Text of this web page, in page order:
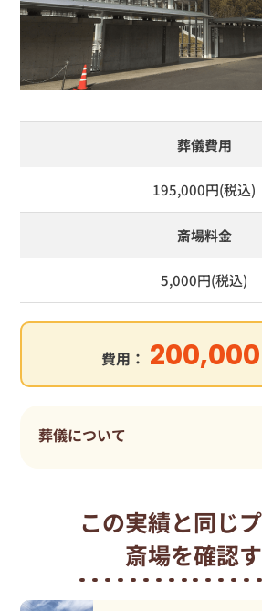
葬儀費用
195,000円(税込)
斎場料金
5,000円(税込)
費用： 200,000
葬儀について
この実績と同じ
斎場を確認